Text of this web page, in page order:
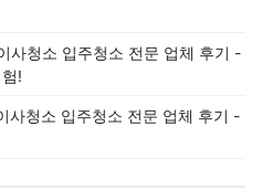
사청소 입주청소 전문 업체 후기 -
!
사청소 입주청소 전문 업체 후기 -